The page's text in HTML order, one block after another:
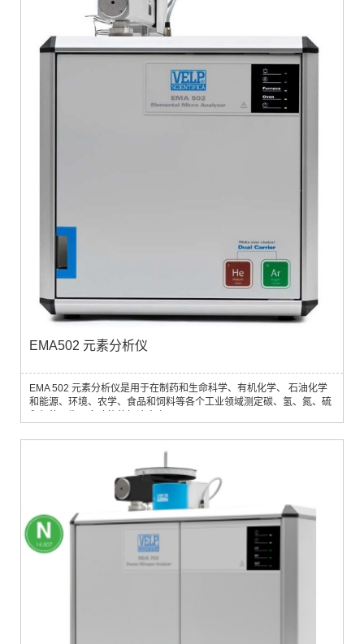
EMA502 元素分析仪
EMA 502 元素分析仪是用于在制药和生命科学、有机化学、 石油化学
和能源、环境、农学、食品和饲料等各个工业领域测定碳、氢、氮、硫